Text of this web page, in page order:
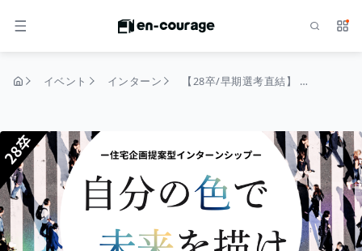
メニュー サ
イベント インターン 【28卒/早期選考直結】 1dayインターンシップ～企画・マーケティング体験～ 「企画力・プレゼン力」が身に付く